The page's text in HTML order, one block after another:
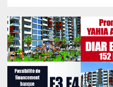
u
r
n
a
l
d
u